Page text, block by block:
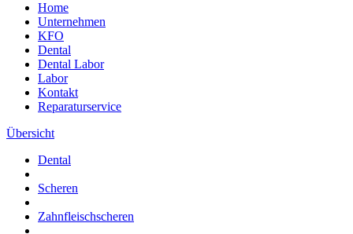
Home
Unternehmen
KFO
Dental
Dental Labor
Labor
Kontakt
Reparaturservice
Übersicht
Dental
Scheren
Zahnfleischscheren